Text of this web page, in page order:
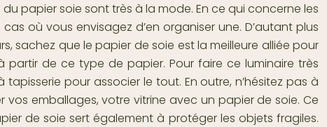
papier soie sont très à la mode. En ce qui concerne les
où vous envisagez d’en organiser une. D’autant plus
sachez que le papier de soie est la meilleure alliée pour
partir de ce type de papier. Pour faire ce luminaire très
pour associer le tout. En outre, n’hésitez pas à
vos emballages, votre vitrine avec un papier de soie. Ce
de soie sert également à protéger les objets fragiles.